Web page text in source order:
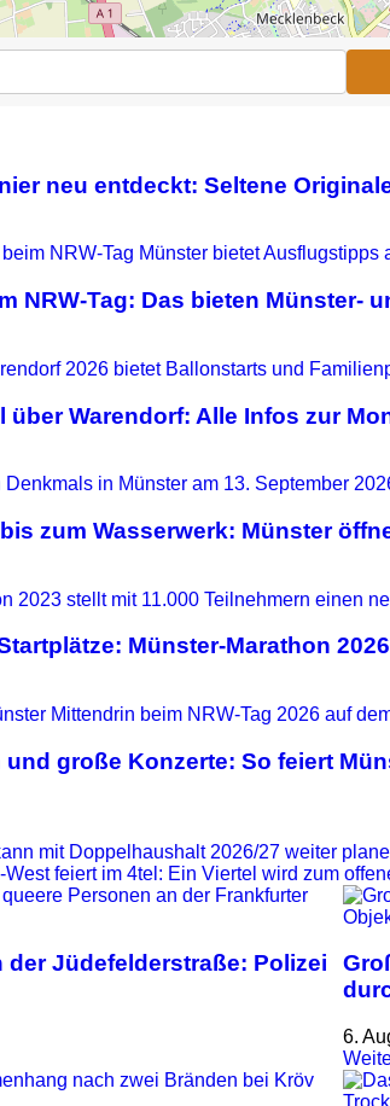
neu entdeckt: Seltene
NRW-Tag: Das bieten Münster-
über Warendorf: Alle Infos zur
zum Wasserwerk: Münster
Münster-Marathon
große Konzerte: So feiert
mit Doppelhaushalt 2026/27 weiter
West feiert im 4tel: Ein Viertel wird zum
der Jüdefelderstraße: Polizei
6.